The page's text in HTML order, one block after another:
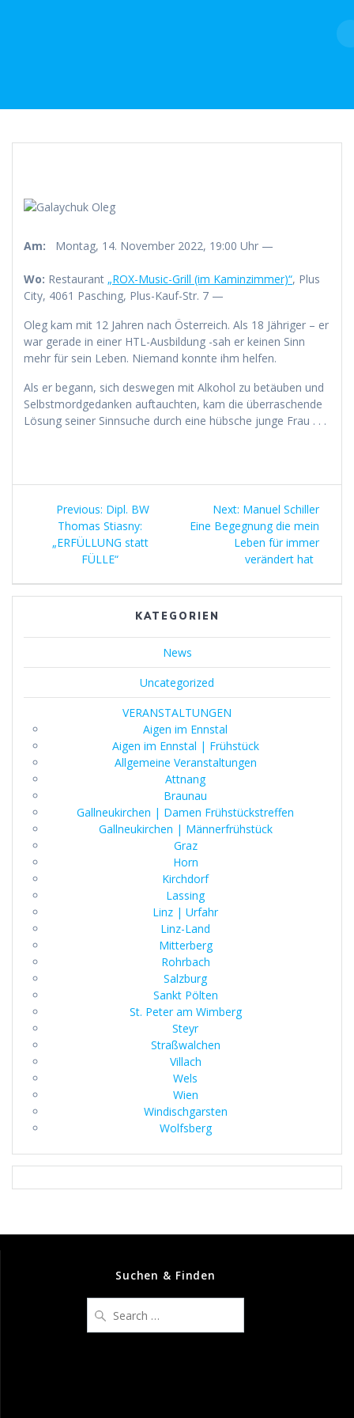
Am: Montag, 14. November 2022, 19:00 Uhr —
Wo: Restaurant „ROX-Music-Grill (im Kaminzimmer)“, Plus
City, 4061 Pasching, Plus-Kauf-Str. 7 —
Oleg kam mit 12 Jahren nach Österreich. Als 18 Jähriger – er
war gerade in einer HTL-Ausbildung -sah er keinen Sinn
mehr für sein Leben. Niemand konnte ihm helfen.
Als er begann, sich deswegen mit Alkohol zu betäuben und
Selbstmordgedanken auftauchten, kam die überraschende
Lösung seiner Sinnsuche durch eine hübsche junge Frau . . .
Beitragsnavigation
Previous: Previous
post:
Dipl. BW
Thomas Stiasny:
„ERFÜLLUNG statt
FÜLLE“
Next: Next
post:
Manuel Schiller
Eine Begegnung die mein
Leben für immer
verändert hat
KATEGORIEN
News
Uncategorized
VERANSTALTUNGEN
Aigen im Ennstal
Aigen im Ennstal | Frühstück
Allgemeine Veranstaltungen
Attnang
Braunau
Gallneukirchen | Damen Frühstückstreffen
Gallneukirchen | Männerfrühstück
Graz
Horn
Kirchdorf
Lassing
Linz | Urfahr
Linz-Land
Mitterberg
Rohrbach
Salzburg
Sankt Pölten
St. Peter am Wimberg
Steyr
Straßwalchen
Villach
Wels
Wien
Windischgarsten
Wolfsberg
Suchen & Finden
for: